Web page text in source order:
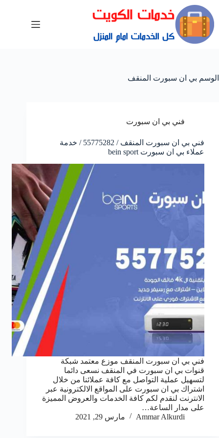
الوسم بي ان سبورت المنقف
فني بي ان سبورت
فني بي ان سبورت المنقف / 55775282 / خدمة
عملاء بي ان سبورت bein sport
فني بي ان سبورت المنقف موزع معتمد شبكة
قنوات بي ان سبورت في المنقف نسعى دائما
لتسهيل عملية التواصل مع كافة عملائنا من خلال
اشتراك بي ان سبورت على المواقع الالكترونية عبر
الانترنت لنقدم لكم كافة الخدمات والعروض المميزة
على مدار الساعة…
Ammar Alkurdi
مارس 29, 2021